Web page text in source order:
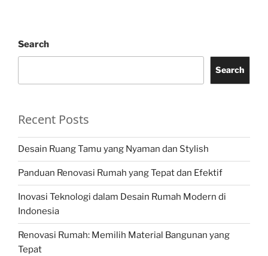
Search
Search
Recent Posts
Desain Ruang Tamu yang Nyaman dan Stylish
Panduan Renovasi Rumah yang Tepat dan Efektif
Inovasi Teknologi dalam Desain Rumah Modern di
Indonesia
Renovasi Rumah: Memilih Material Bangunan yang
Tepat